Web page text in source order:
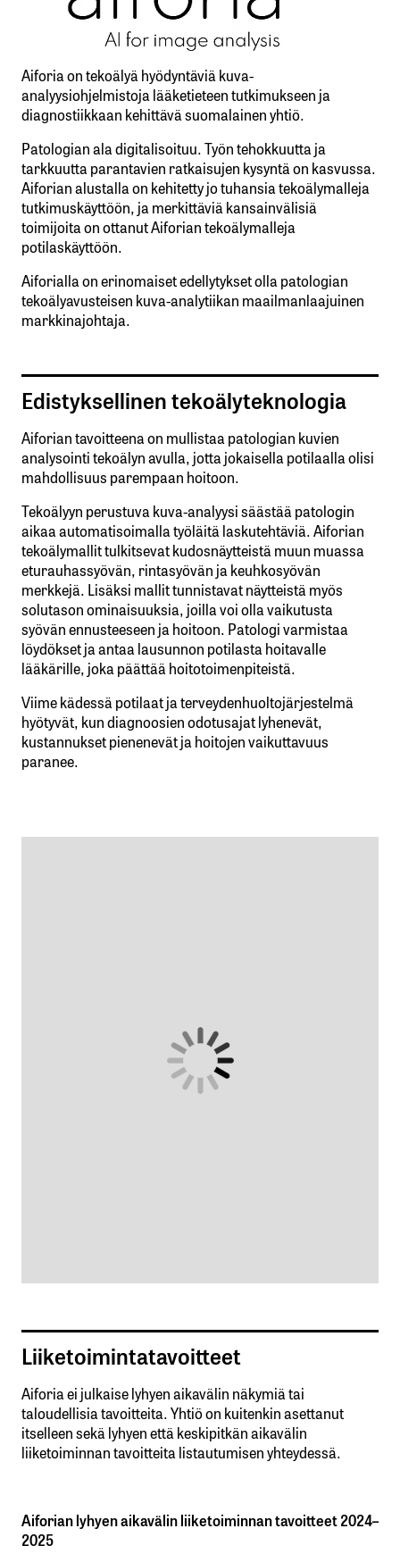
Aiforia on tekoälyä hyödyntäviä kuva-
analyysiohjelmistoja lääketieteen tutkimukseen ja
diagnostiikkaan kehittävä suomalainen yhtiö.
Patologian ala digitalisoituu. Työn tehokkuutta ja
tarkkuutta parantavien ratkaisujen kysyntä on kasvussa.
Aiforian alustalla on kehitetty jo tuhansia tekoälymalleja
tutkimuskäyttöön, ja merkittäviä kansainvälisiä
toimijoita on ottanut Aiforian tekoälymalleja
potilaskäyttöön.
Aiforialla on erinomaiset edellytykset olla patologian
tekoälyavusteisen kuva-analytiikan maailmanlaajuinen
markkinajohtaja.
Edistyksellinen tekoälyteknologia
Aiforian tavoitteena on mullistaa patologian kuvien
analysointi tekoälyn avulla, jotta jokaisella potilaalla olisi
mahdollisuus parempaan hoitoon.
Tekoälyyn perustuva kuva-analyysi säästää patologin
aikaa automatisoimalla työläitä laskutehtäviä. Aiforian
tekoälymallit tulkitsevat kudosnäytteistä muun muassa
eturauhassyövän, rintasyövän ja keuhkosyövän
merkkejä. Lisäksi mallit tunnistavat näytteistä myös
solutason ominaisuuksia, joilla voi olla vaikutusta
syövän ennusteeseen ja hoitoon. Patologi varmistaa
löydökset ja antaa lausunnon potilasta hoitavalle
lääkärille, joka päättää hoitotoimenpiteistä.
Viime kädessä potilaat ja terveydenhuoltojärjestelmä
hyötyvät, kun diagnoosien odotusajat lyhenevät,
kustannukset pienenevät ja hoitojen vaikuttavuus
paranee.
Liiketoimintatavoitteet
Aiforia ei julkaise lyhyen aikavälin näkymiä tai
taloudellisia tavoitteita. Yhtiö on kuitenkin asettanut
itselleen sekä lyhyen että keskipitkän aikavälin
liiketoiminnan tavoitteita listautumisen yhteydessä.
Aiforian lyhyen aikavälin liiketoiminnan tavoitteet 2024–
2025